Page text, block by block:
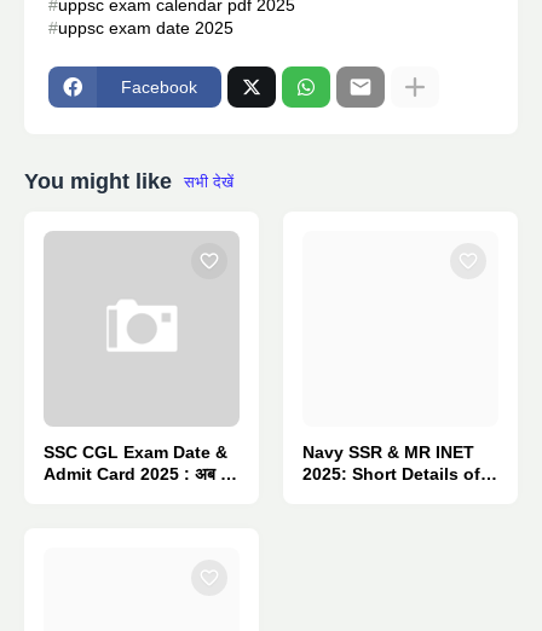
uppsc exam calendar pdf 2025
uppsc exam date 2025
Facebook
You might like सभी देखें
SSC CGL Exam Date &
Admit Card 2025 : अब इस
Navy SSR & MR INET
2025: Short Details of